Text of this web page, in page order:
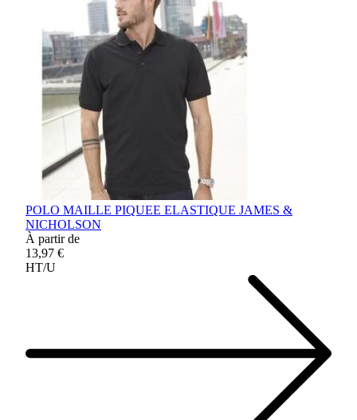
POLO MAILLE PIQUEE ELASTIQUE JAMES &
NICHOLSON
À partir de
13,97 €
HT/U